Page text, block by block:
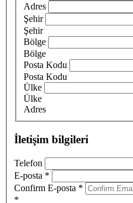
Adres
Şehir
Şehir
Bölge
Bölge
Posta Kodu
Posta Kodu
Ülke
Ülke
Adres
İletişim bilgileri
Telefon
E-posta *
Confirm E-posta *
*